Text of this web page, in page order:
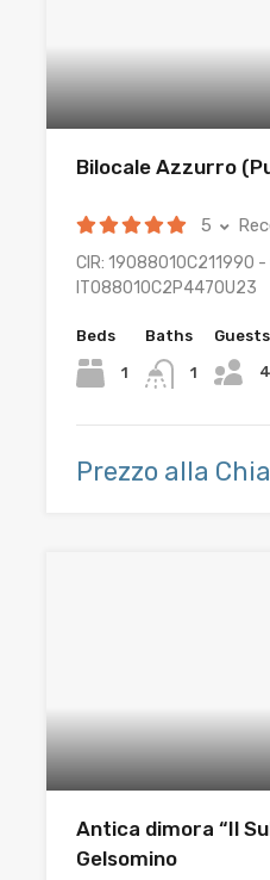
Bilocale Azzurro
5
CIR: 19088010C211990 -
IT088010C2P447OU23
Beds
1
Baths
1
Guests
4
Prezzo alla
Antica dimora “Il
Gelsomino